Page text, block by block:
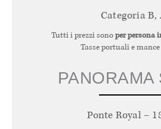
Categoria B,
Tutti i prezzi sonoper persona
Tasse portuali e
PANORAMA
Ponte Royal –